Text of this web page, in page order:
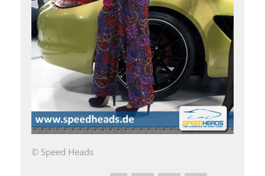
© Speed Heads